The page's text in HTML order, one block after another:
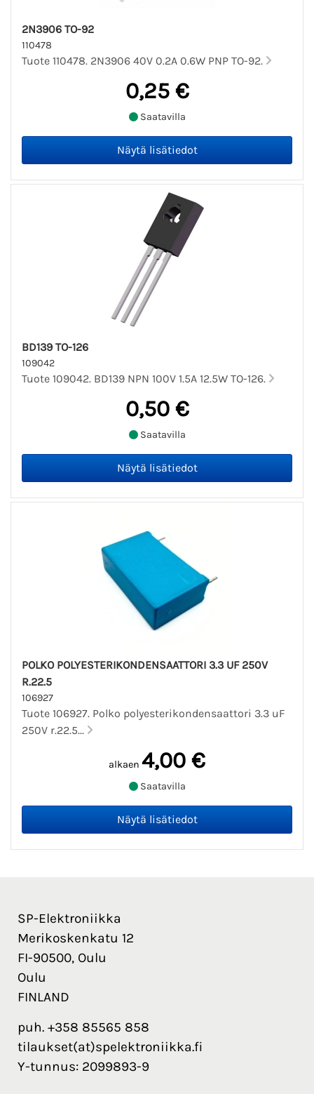
2N3906 TO-92
110478
Tuote 110478. 2N3906 40V 0.2A 0.6W PNP TO-92.
0,25 €
Saatavilla
BD139 TO-126
109042
Tuote 109042. BD139 NPN 100V 1.5A 12.5W TO-126.
0,50 €
Saatavilla
POLKO POLYESTERIKONDENSAATTORI 3.3 UF 250V
R.22.5
106927
Tuote 106927. Polko polyesterikondensaattori 3.3 uF
250V r.22.5...
alkaen 4,00 €
Saatavilla
SP-Elektroniikka
Merikoskenkatu 12
FI-90500, Oulu
Oulu
FINLAND
puh. +358 85565 858
tilaukset(at)spelektroniikka.fi
Y-tunnus: 2099893-9